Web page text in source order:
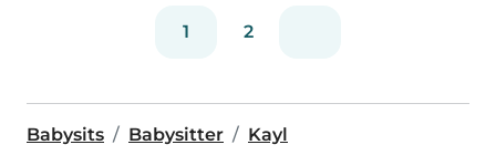
1 2
Babysits Babysitter Kayl